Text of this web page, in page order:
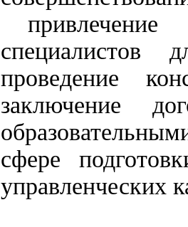
специалистов
проведение
заключение
сфере
управленческих